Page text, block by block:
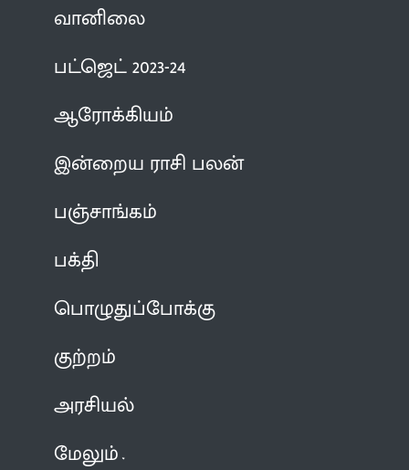
வானிலை
பட்ஜெட் 2023-24
ஆரோக்கியம்
இன்றைய ராசி பலன்
பஞ்சாங்கம்
பக்தி
பொழுதுப்போக்கு
குற்றம்
அரசியல்
மேலும்